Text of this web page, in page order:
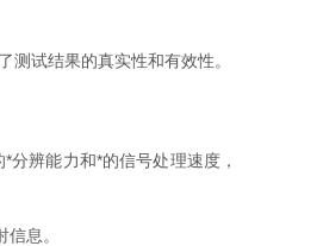
试结果的真实性和有效性。
辨能力和*的信号处理速度，
息。